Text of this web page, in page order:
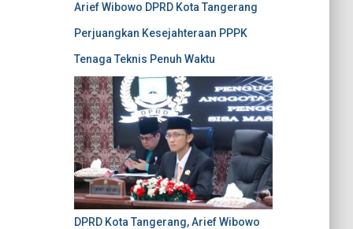
Arief Wibowo DPRD Kota Tangerang
Perjuangkan Kesejahteraan PPPK
Tenaga Teknis Penuh Waktu
DPRD Kota Tangerang, Arief Wibowo